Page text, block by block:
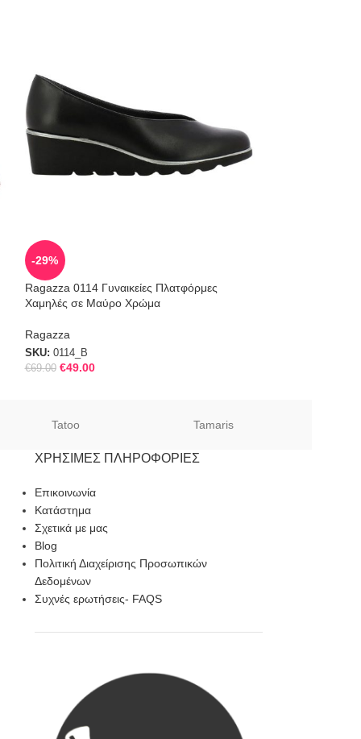
-29%
Ragazza 0114 Γυναικείες Πλατφόρμες
Χαμηλές σε Μαύρο Χρώμα
Ragazza
SKU: 0114_B
€69.00 €49.00
Tatoo Tamaris
ΧΡΉΣΙΜΕΣ ΠΛΗΡΟΦΟΡΊΕΣ
Επικοινωνία
Κατάστημα
Σχετικά με μας
Blog
Πολιτική Διαχείρισης Προσωπικών
Δεδομένων
Συχνές ερωτήσεις- FAQS